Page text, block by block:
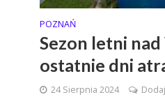
POZNAŃ
Sezon letni
ostatnie dni
24 Sierpnia 2024